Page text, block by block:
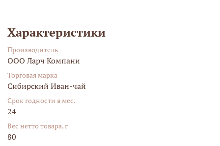
Характеристики
Производитель
ООО Ларч Компани
Торговая марка
Сибирский Иван-чай
Срок годности в мес.
24
Вес нетто товара, г
80